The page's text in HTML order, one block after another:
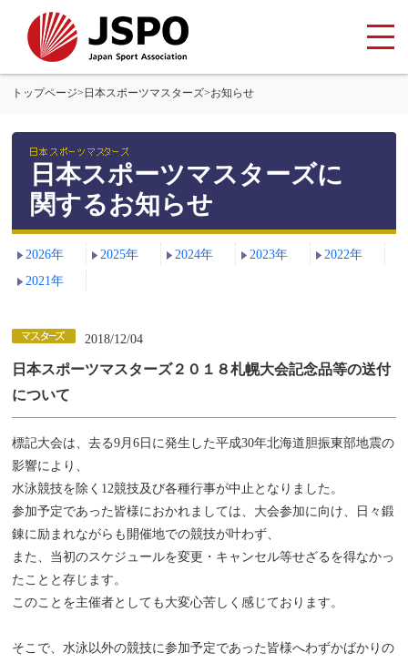
トップページ> 日本スポーツマスターズ>お知らせ
日本スポーツマスターズに
関するお知らせ
2026年 2025年 2024年 2023年
2022年
2021年
2018/12/04
日本スポーツマスターズ２０１８札幌大会記念品等の送付
について
標記大会は、去る9月6日に発生した平成30年北海道胆振東部地震の
影響により、
水泳競技を除く12競技及び各種行事が中止となりました。
参加予定であった皆様におかれましては、大会参加に向け、日々鍛
錬に励まれながらも開催地での競技が叶わず、
また、当初のスケジュールを変更・キャンセル等せざるを得なかっ
たことと存じます。
このことを主催者としても大変心苦しく感じております。
そこで、水泳以外の競技に参加予定であった皆様へわずかばかりの